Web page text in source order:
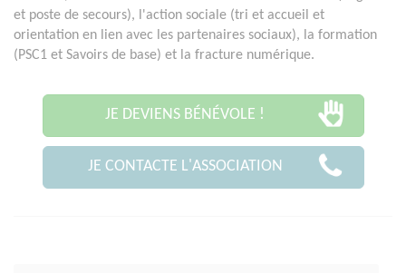
et poste de secours), l'action sociale (tri et accueil et
orientation en lien avec les partenaires sociaux), la formation
(PSC1 et Savoirs de base) et la fracture numérique.
JE DEVIENS BÉNÉVOLE !
JE CONTACTE L'ASSOCIATION